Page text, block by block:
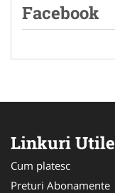
Facebook
Linkuri Utile
Cum platesc
Preturi Abonamente